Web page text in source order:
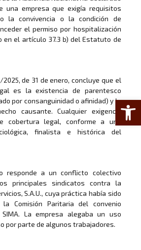
Abrir
una empresa que exigía requisitos
la convivencia o la condición de
el permiso por hospitalización
en el artículo 37.3 b) del Estatuto de
de 31 de enero, concluye que el
es la existencia de parentesco
por consanguinidad o afinidad) y la
causante. Cualquier exigencia
cobertura legal, conforme a una
finalista e histórica del
responde a un conflicto colectivo
principales sindicatos contra la
S.A.U., cuya práctica había sido
Comisión Paritaria del convenio
La empresa alegaba un uso
por parte de algunos trabajadores.